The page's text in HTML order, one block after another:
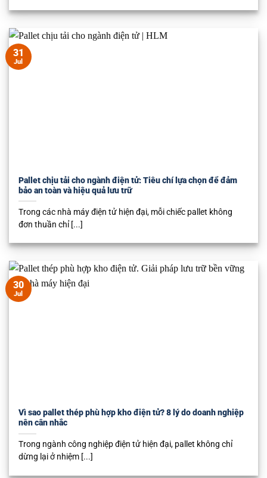
Pallet chịu tải cho ngành điện tử: Tiêu chí lựa chọn để đảm
bảo an toàn và hiệu quả lưu trữ
Trong các nhà máy điện tử hiện đại, mỗi chiếc pallet không
đơn thuần chỉ [...]
31
Jul
Vì sao pallet thép phù hợp kho điện tử? 8 lý do doanh nghiệp
nên cân nhắc
Trong ngành công nghiệp điện tử hiện đại, pallet không chỉ
dừng lại ở nhiệm [...]
30
Jul